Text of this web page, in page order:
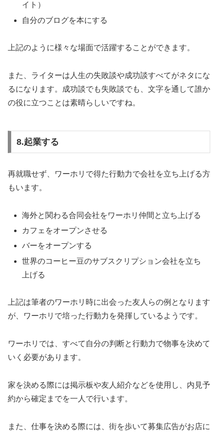
イト）
自分のブログを本にする
上記のように様々な場面で活躍することができます。
また、ライターは人生の失敗談や成功談すべてがネタにな
るになります。成功談でも失敗談でも、文字を通して誰か
の役に立つことは素晴らしいですね。
8.起業する
再就職せず、ワーホリで得た行動力で会社を立ち上げる方
もいます。
海外と関わる合同会社をワーホリ仲間と立ち上げる
カフェをオープンさせる
バーをオープンする
世界のコーヒー豆のサブスクリプション会社を立ち
上げる
上記は筆者のワーホリ時に出会った友人らの例となります
が、ワーホリで培った行動力を発揮しているようです。
ワーホリでは、すべて自分の判断と行動力で物事を決めて
いく必要があります。
家を決める際には掲示板や友人紹介などを使用し、内見予
約から確定までを一人で行います。
また、仕事を決める際には、街を歩いて募集広告がお店に